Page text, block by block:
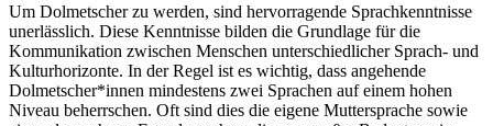
Um Dolmetscher zu werden, sind hervorragende Sprachkenntnisse
unerlässlich. Diese Kenntnisse bilden die Grundlage für die
Kommunikation zwischen Menschen unterschiedlicher Sprach- und
Kulturhorizonte. In der Regel ist es wichtig, dass angehende
Dolmetscher*innen mindestens zwei Sprachen auf einem hohen
Niveau beherrschen. Oft sind dies die eigene Muttersprache sowie